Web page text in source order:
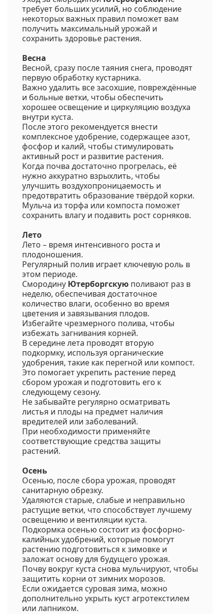
требует больших усилий, но соблюдение
некоторых важных правил поможет вам
получить максимальный урожай и
сохранить здоровье растения.
Весна
Весной, сразу после таяния снега, проводят
первую обработку кустарника.
Важно удалить все засохшие, повреждённые
и больные ветки, чтобы обеспечить
хорошее освещение и циркуляцию воздуха
внутри куста.
После этого рекомендуется внести
комплексное удобрение, содержащее азот,
фосфор и калий, чтобы стимулировать
активный рост и развитие растения.
Когда почва достаточно прогрелась, её
нужно аккуратно взрыхлить, чтобы
улучшить воздухопроницаемость и
предотвратить образование твёрдой корки.
Мульча из торфа или компоста поможет
сохранить влагу и подавить рост сорняков.
Лето
Лето – время интенсивного роста и
плодоношения.
Регулярный полив играет ключевую роль в
этом периоде.
Смородину Ютерборгскую поливают раз в
неделю, обеспечивая достаточное
количество влаги, особенно во время
цветения и завязывания плодов.
Избегайте чрезмерного полива, чтобы
избежать загнивания корней.
В середине лета проводят вторую
подкормку, используя органические
удобрения, такие как перегной или компост.
Это помогает укрепить растение перед
сбором урожая и подготовить его к
следующему сезону.
Не забывайте регулярно осматривать
листья и плоды на предмет наличия
вредителей или заболеваний.
При необходимости применяйте
соответствующие средства защиты
растений.
Осень
Осенью, после сбора урожая, проводят
санитарную обрезку.
Удаляются старые, слабые и неправильно
растущие ветки, что способствует лучшему
освещению и вентиляции куста.
Подкормка осенью состоит из фосфорно-
калийных удобрений, которые помогут
растению подготовиться к зимовке и
заложат основу для будущего урожая.
Почву вокруг куста снова мульчируют, чтобы
защитить корни от зимних морозов.
Если ожидается суровая зима, можно
дополнительно укрыть куст агротекстилем
или лапником.